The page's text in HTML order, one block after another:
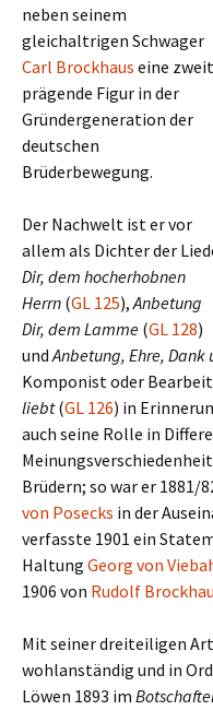
neben seinem
gleichaltrigen Schwager
Carl Brockhaus eine
prägende Figur in der
Gründergeneration der
deutschen
Brüderbewegung.
Der Nachwelt ist er vor
allem als Dichter der
Dir, dem hocherhobnen
Herrn (GL 125),Anbetung
Dir, dem Lamme (GL 128)
undAnbetung, Ehre, Dank
Komponist oder
liebt(GL 126) in
auch seine Rolle in
Brüdern; so war er 1881/
von Posecks in der
verfasste 1901 ein
Haltung Georg von
1906 von Rudolf
Mit seiner dreiteiligen
wohlanständig und in
Löwen 1893 im